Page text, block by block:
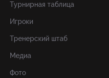
Турнирная таблица
Игроки
Тренерский штаб
Медиа
Фото